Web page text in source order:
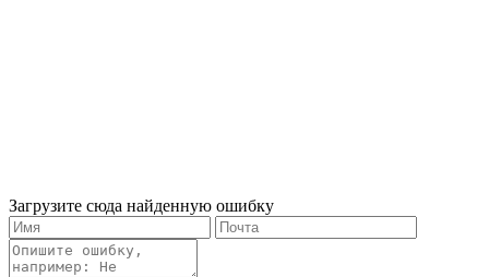
Загрузите сюда найденную ошибку